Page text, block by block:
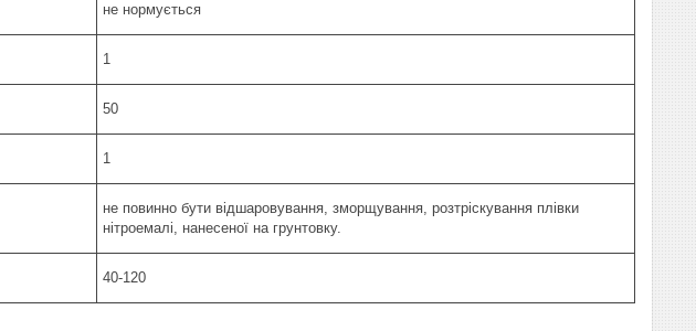
не нормується
1
50
1
не повинно бути відшаровування, зморщування, розтріскування плівки
нітроемалі, нанесеної на грунтовку.
40-120